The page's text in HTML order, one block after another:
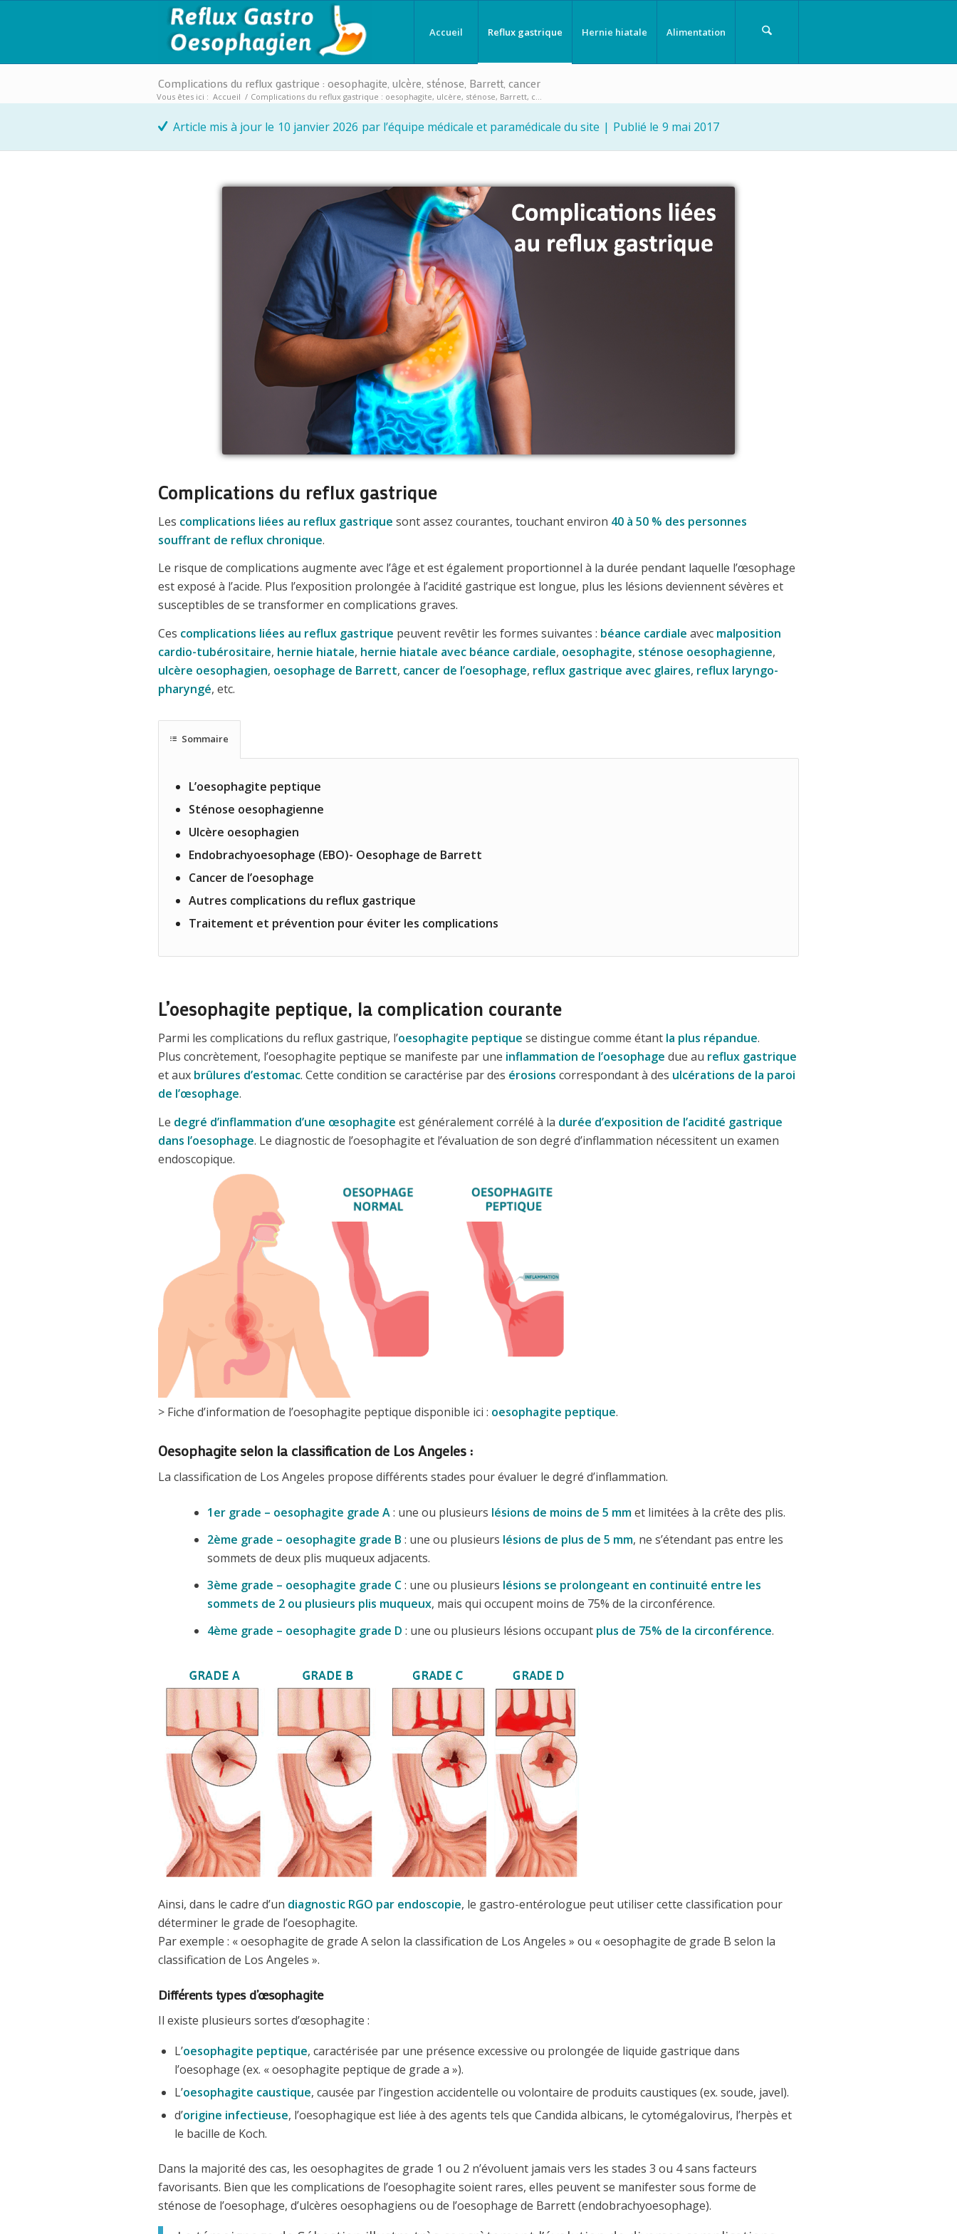
Accueil Reflux gastrique Hernie hiatale Alimentation
Complications du reflux gastrique : oesophagite, ulcère, sténose, Barrett, cancer
Vous êtes ici : Accueil / Complications du reflux gastrique : oesophagite, ulcère, sténose, Barrett, c...
Article mis à jour le 10 janvier 2026 par l’équipe médicale et paramédicale du site | Publié le 9 mai 2017
Complications du reflux gastrique
Les complications liées au reflux gastrique sont assez courantes, touchant environ 40 à 50 % des personnes
souffrant de reflux chronique.
Le risque de complications augmente avec l’âge et est également proportionnel à la durée pendant laquelle l’œsophage
est exposé à l’acide. Plus l’exposition prolongée à l’acidité gastrique est longue, plus les lésions deviennent sévères et
susceptibles de se transformer en complications graves.
Ces complications liées au reflux gastrique peuvent revêtir les formes suivantes : béance cardiale avec malposition
cardio-tubérositaire, hernie hiatale, hernie hiatale avec béance cardiale, oesophagite, sténose oesophagienne,
ulcère oesophagien, oesophage de Barrett, cancer de l’oesophage, reflux gastrique avec glaires, reflux laryngo-
pharyngé, etc.
Sommaire
L’oesophagite peptique
Sténose oesophagienne
Ulcère oesophagien
Endobrachyoesophage (EBO)- Oesophage de Barrett
Cancer de l’oesophage
Autres complications du reflux gastrique
Traitement et prévention pour éviter les complications
L’oesophagite peptique, la complication courante
Parmi les complications du reflux gastrique, l’oesophagite peptique se distingue comme étant la plus répandue.
Plus concrètement, l’oesophagite peptique se manifeste par une inflammation de l’oesophage due au reflux gastrique
et aux brûlures d’estomac. Cette condition se caractérise par des érosions correspondant à des ulcérations de la paroi
de l’œsophage.
Le degré d’inflammation d’une œsophagite est généralement corrélé à la durée d’exposition de l’acidité gastrique
dans l’oesophage. Le diagnostic de l’oesophagite et l’évaluation de son degré d’inflammation nécessitent un examen
endoscopique.
> Fiche d’information de l’oesophagite peptique disponible ici : oesophagite peptique.
Oesophagite selon la classification de Los Angeles :
La classification de Los Angeles propose différents stades pour évaluer le degré d’inflammation.
1er grade – oesophagite grade A: une ou plusieurs lésions de moins de 5 mmet limitées à la crête des plis.
2ème grade – oesophagite grade B : une ou plusieurs lésions de plus de 5 mm, ne s’étendant pas entre les
sommets de deux plis muqueux adjacents.
3ème grade – oesophagite grade C: une ou plusieurs lésions se prolongeant en continuité entre les
sommets de 2 ou plusieurs plis muqueux, mais qui occupent moins de 75% de la circonférence.
4ème grade – oesophagite grade D : une ou plusieurs lésions occupant plus de 75% de la circonférence.
Ainsi, dans le cadre d’un diagnostic RGO par endoscopie, le gastro-entérologue peut utiliser cette classification pour
déterminer le grade de l’oesophagite.
Par exemple : « oesophagite de grade A selon la classification de Los Angeles » ou « oesophagite de grade B selon la
classification de Los Angeles ».
Différents types d’œsophagite
Il existe plusieurs sortes d’œsophagite :
L’oesophagite peptique, caractérisée par une présence excessive ou prolongée de liquide gastrique dans
l’oesophage (ex. « oesophagite peptique de grade a »).
L’oesophagite caustique, causée par l’ingestion accidentelle ou volontaire de produits caustiques (ex. soude, javel).
d’origine infectieuse, l’oesophagique est liée à des agents tels que Candida albicans, le cytomégalovirus, l’herpès et
le bacille de Koch.
Dans la majorité des cas, les oesophagites de grade 1 ou 2 n’évoluent jamais vers les stades 3 ou 4 sans facteurs
favorisants. Bien que les complications de l’oesophagite soient rares, elles peuvent se manifester sous forme de
sténose de l’oesophage, d’ulcères oesophagiens ou de l’oesophage de Barrett (endobrachyoesophage).